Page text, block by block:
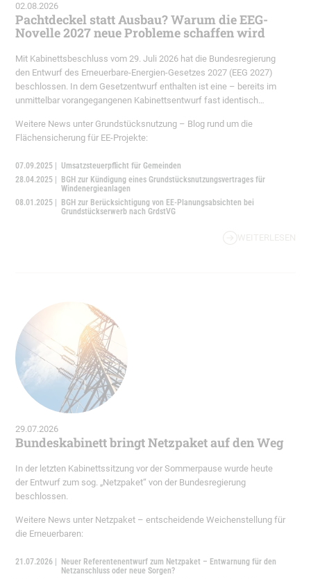
02.08.2026
Pachtdeckel statt Ausbau? Warum die EEG-
Novelle 2027 neue Probleme schaffen wird
Mit Kabinettsbeschluss vom 29. Juli 2026 hat die Bundesregierung
den Entwurf des Erneuerbare-Energien-Gesetzes 2027 (EEG 2027)
beschlossen. In dem Gesetzentwurf enthalten ist eine – bereits im
unmittelbar vorangegangenen Kabinettsentwurf fast identisch
kontrovers diskutiert wird: Erstmals soll die Vergütung für
Grundstücke, die für Windenergieanlagen an Land genutzt werden,
Weitere News unter Grundstücksnutzung – Blog rund um die
Flächensicherung für EE-Projekte:
07.09.2025 | Umsatzsteuerpflicht für Gemeinden
28.04.2025 |
BGH zur Kündigung eines Grundstücksnutzungsvertrages für
Windenergieanlagen
08.01.2025 |
BGH zur Berücksichtigung von EE-Planungsabsichten bei
Grundstückserwerb nach GrdstVG
WEITERLESEN
29.07.2026
Bundeskabinett bringt Netzpaket auf den Weg
In der letzten Kabinettssitzung vor der Sommerpause wurde heute
der Entwurf zum sog. „Netzpaket“ von der Bundesregierung
beschlossen.
Weitere News unter Netzpaket – entscheidende Weichenstellung für
die Erneuerbaren:
21.07.2026 | Neuer Referentenentwurf zum Netzpaket – Entwarnung für den
Netzanschluss oder neue Sorgen?